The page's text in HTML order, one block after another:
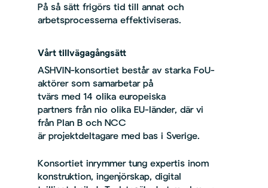
På så sätt frigörs tid till annat och
arbetsprocesserna effektiviseras.
Vårt tillvägagångsätt
ASHVIN-konsortiet består av starka FoU-
aktörer som samarbetar på
tvärs med 14 olika europeiska
partners från nio olika EU-länder, där vi
från Plan B och NCC
är projektdeltagare med bas i Sverige.
Konsortiet inrymmer tung expertis inom
konstruktion, ingenjörskap, digital